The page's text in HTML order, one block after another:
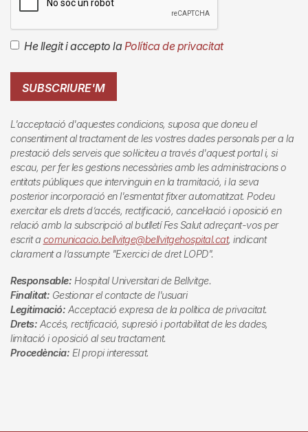
He llegit i accepto laPolítica de privacitat
SUBSCRIURE'M
L'acceptació d'aquestes condicions, suposa que doneu el
consentiment al tractament de les vostres dades personals per a la
prestació dels serveis que sol·liciteu a través d'aquest portal i, si
escau, per fer les gestions necessàries amb les administracions o
entitats públiques que intervinguin en la tramitació, i la seva
posterior incorporació en l'esmentat fitxer automatitzat. Podeu
exercitar els drets d’accés, rectificació, cancel·lació i oposició en
relació amb la subscripció al butlletíFes Salutadreçant-vos per
escrit a comunicacio.bellvitge@bellvitgehospital.cat, indicant
clarament a l’assumpte "Exercici de dret LOPD".
Responsable: Hospital Universitari de Bellvitge.
Finalitat: Gestionar el contacte de l'usuari
Legitimació: Acceptació expresa de la política de privacitat.
Drets: Accés, rectificació, supresió i portabilitat de les dades,
limitació i oposició al seu tractament.
Procedència: El propi interessat.